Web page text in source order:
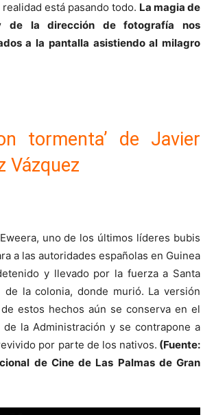
está pasando todo. La magia de
de la dirección de fotografía nos
a la pantalla asistiendo al milagro
tormenta’ de Javier
Vázquez
uno de los últimos líderes bubis
a las autoridades españolas en Guinea
y llevado por la fuerza a Santa
de la colonia, donde murió. La versión
estos hechos aún se conserva en el
de la Administración y se contrapone a
por parte de los nativos. (Fuente:
de Cine de Las Palmas de Gran